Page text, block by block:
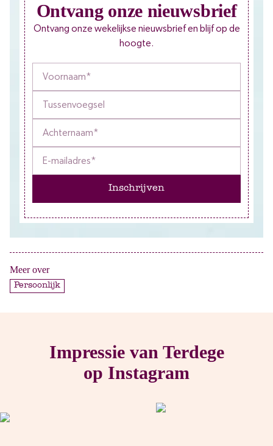
Ontvang onze nieuwsbrief
Ontvang onze wekelijkse nieuwsbrief en blijf op de
hoogte.
Inschrijven
Meer over
Persoonlijk
Impressie van Terdege
op Instagram